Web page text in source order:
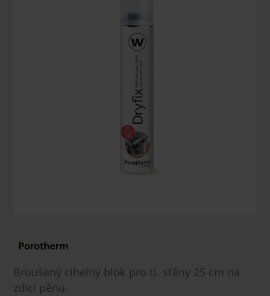
Broušený cihelný blok pro tl. stěny 25 cm na
zdicí pěnu.